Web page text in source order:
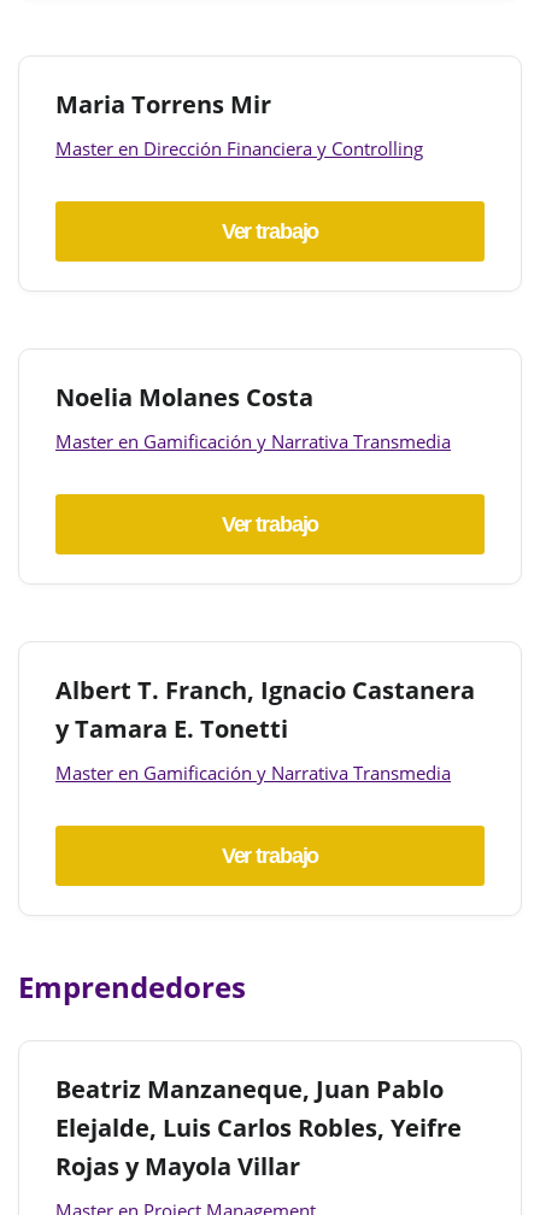
Maria Torrens Mir
Master en Dirección Financiera y Controlling
Ver trabajo
Noelia Molanes Costa
Master en Gamificación y Narrativa Transmedia
Ver trabajo
Albert T. Franch, Ignacio Castanera
y Tamara E. Tonetti
Master en Gamificación y Narrativa Transmedia
Ver trabajo
Emprendedores
Beatriz Manzaneque, Juan Pablo
Elejalde, Luis Carlos Robles, Yeifre
Rojas y Mayola Villar
Master en Project Management